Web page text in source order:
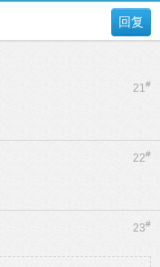
回复
21#
22#
23#